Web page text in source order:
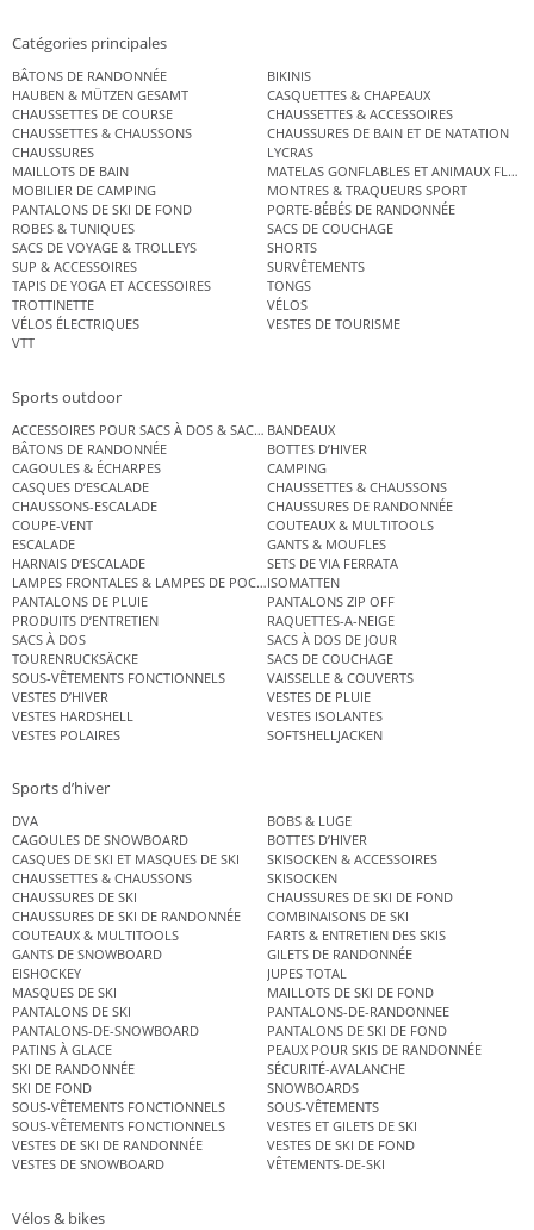
Catégories principales
BÂTONS DE RANDONNÉE
BIKINIS
HAUBEN & MÜTZEN GESAMT
CASQUETTES & CHAPEAUX
CHAUSSETTES DE COURSE
CHAUSSETTES & ACCESSOIRES
CHAUSSETTES & CHAUSSONS
CHAUSSURES DE BAIN ET DE NATATION
CHAUSSURES
LYCRAS
MAILLOTS DE BAIN
MATELAS GONFLABLES ET ANIMAUX
MOBILIER DE CAMPING
MONTRES & TRAQUEURS SPORT
PANTALONS DE SKI DE FOND
PORTE-BÉBÉS DE RANDONNÉE
ROBES & TUNIQUES
SACS DE COUCHAGE
SACS DE VOYAGE & TROLLEYS
SHORTS
SUP & ACCESSOIRES
SURVÊTEMENTS
TAPIS DE YOGA ET ACCESSOIRES
TONGS
TROTTINETTE
VÉLOS
VÉLOS ÉLECTRIQUES
VESTES DE TOURISME
VTT
Sports outdoor
ACCESSOIRES POUR SACS À DOS & SACS ÉTANCHES
BANDEAUX
BÂTONS DE RANDONNÉE
BOTTES D’HIVER
CAGOULES & ÉCHARPES
CAMPING
CASQUES D’ESCALADE
CHAUSSETTES & CHAUSSONS
CHAUSSONS-ESCALADE
CHAUSSURES DE RANDONNÉE
COUPE-VENT
COUTEAUX & MULTITOOLS
ESCALADE
GANTS & MOUFLES
HARNAIS D’ESCALADE
SETS DE VIA FERRATA
LAMPES FRONTALES & LAMPES DE POCHEISOMATTEN
PANTALONS DE PLUIE
PANTALONS ZIP OFF
PRODUITS D’ENTRETIEN
RAQUETTES-A-NEIGE
SACS À DOS
SACS À DOS DE JOUR
TOURENRUCKSÄCKE
SACS DE COUCHAGE
SOUS-VÊTEMENTS FONCTIONNELS
VAISSELLE & COUVERTS
VESTES D’HIVER
VESTES DE PLUIE
VESTES HARDSHELL
VESTES ISOLANTES
VESTES POLAIRES
SOFTSHELLJACKEN
Sports d’hiver
DVA
BOBS & LUGE
CAGOULES DE SNOWBOARD
BOTTES D’HIVER
CASQUES DE SKI ET MASQUES DE SKI
SKISOCKEN & ACCESSOIRES
CHAUSSETTES & CHAUSSONS
SKISOCKEN
CHAUSSURES DE SKI
CHAUSSURES DE SKI DE FOND
CHAUSSURES DE SKI DE RANDONNÉE
COMBINAISONS DE SKI
COUTEAUX & MULTITOOLS
FARTS & ENTRETIEN DES SKIS
GANTS DE SNOWBOARD
GILETS DE RANDONNÉE
EISHOCKEY
JUPES TOTAL
MASQUES DE SKI
MAILLOTS DE SKI DE FOND
PANTALONS DE SKI
PANTALONS-DE-RANDONNEE
PANTALONS-DE-SNOWBOARD
PANTALONS DE SKI DE FOND
PATINS À GLACE
PEAUX POUR SKIS DE RANDONNÉE
SKI DE RANDONNÉE
SÉCURITÉ-AVALANCHE
SKI DE FOND
SNOWBOARDS
SOUS-VÊTEMENTS FONCTIONNELS
SOUS-VÊTEMENTS
SOUS-VÊTEMENTS FONCTIONNELS
VESTES ET GILETS DE SKI
VESTES DE SKI DE RANDONNÉE
VESTES DE SKI DE FOND
VESTES DE SNOWBOARD
VÊTEMENTS-DE-SKI
Vélos & bikes